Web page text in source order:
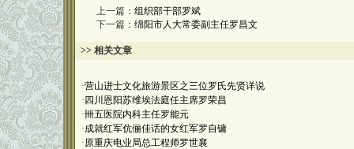
上一篇： 组织部干部罗斌
下一篇： 绵阳市人大常委副主任罗昌文
>> 相关文章
·营山进士文化旅游景区之三位罗氏先贤详说
· 四川恩阳苏维埃法庭任主席罗荣昌
·卌五医院内科主任罗能元
·成就红军伉俪佳话的女红军罗自镛
·原重庆电业局总工程师罗世襄